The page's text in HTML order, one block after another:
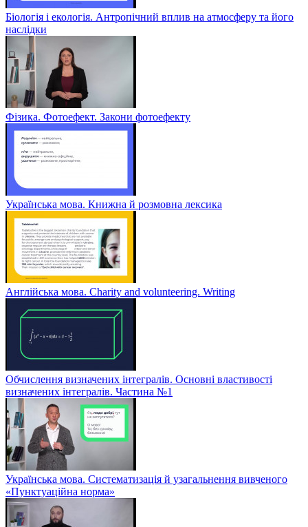
Біологія і екологія. Антропічний вплив на атмосферу та його
наслідки
Фізика. Фотоефект. Закони фотоефекту
Українська мова. Книжна й розмовна лексика
Англійська мова. Charity and volunteering. Writing
Обчислення визначених інтегралів. Основні властивості
визначених інтегралів. Частина №1
Українська мова. Систематизація й узагальнення вивченого
«Пунктуаційна норма»